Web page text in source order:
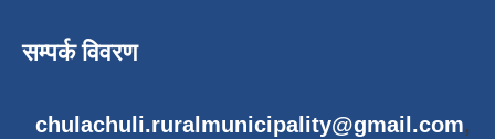
सम्पर्क विवरण
chulachuli.ruralmunicipality@gmail.com,